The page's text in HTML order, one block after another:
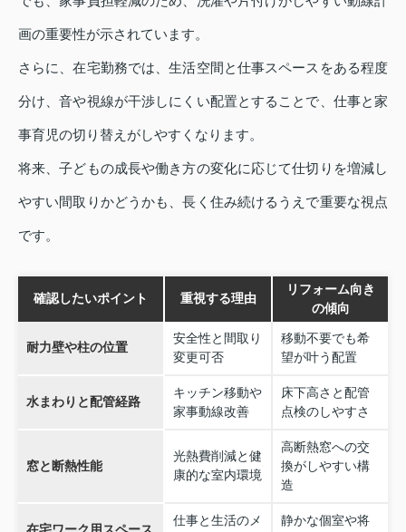
画の重要性が示されています。
さらに、在宅勤務では、生活空間と仕事スペースをある程度
分け、音や視線が干渉しにくい配置とすることで、仕事と家
事育児の切り替えがしやすくなります。
将来、子どもの成長や働き方の変化に応じて仕切りを増減し
やすい間取りかどうかも、長く住み続けるうえで重要な視点
です。
確認したいポイント 重視する理由
リフォーム向き
の傾向
耐力壁や柱の位置
安全性と間取り
変更可否
移動不要でも希
望が叶う配置
水まわりと配管経路
キッチン移動や
家事動線改善
床下高さと配管
点検のしやすさ
窓と断熱性能
光熱費削減と健
康的な室内環境
高断熱窓への交
換がしやすい構
造
仕事と生活のメ 静かな個室や将